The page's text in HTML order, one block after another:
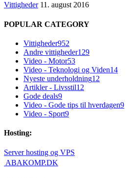
Vittigheder 11. august 2016
POPULAR CATEGORY
Vittigheder952
Andre vittigheder129
Video - Motor53
Video - Teknologi og Viden14
Nyeste underholdning12
Artikler - Livsstil12
Gode deals9
Video - Gode tips til hverdagen9
Video - Sport9
Hosting:
Server hosting og VPS
 ABAKOMP.DK